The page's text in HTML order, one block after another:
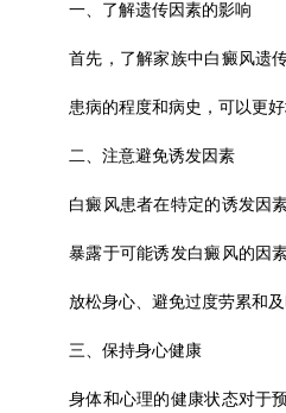
一、了解遗传因素的影响
首先，了解家族中白癜风遗
患病的程度和病史，可以更
二、注意避免诱发因素
白癜风患者在特定的诱发因
暴露于可能诱发白癜风的因
放松身心、避免过度劳累和及
三、保持身心健康
身体和心理的健康状态对于